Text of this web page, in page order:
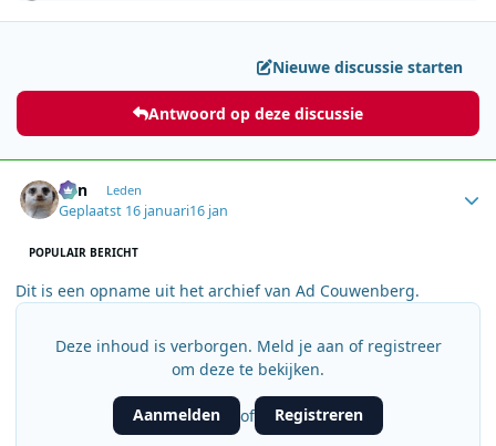
Nieuwe discussie starten
Antwoord op deze discussie
Ben Leden
Geplaatst 16 januari16 jan
POPULAIR BERICHT
Dit is een opname uit het archief van Ad Couwenberg.
Deze inhoud is verborgen. Meld je aan of registreer
om deze te bekijken.
Aanmelden of Registreren